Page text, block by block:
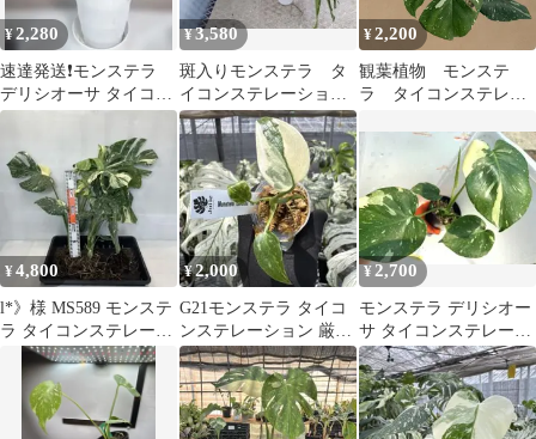
¥2,280
速達発送❗モンステラ
デリシオーサ タイコン
ステレーション 極斑
¥3,580
斑入りモンステラ タ
イコンステレーショ
ン 5寸鉢
¥2,200
観葉植物 モンステ
ラ タイコンステレー
¥4,800
l*》様 MS589 モンステ
ラ タイコンステレーシ
ョン 経験者向け 3株セ
ット
¥2,000
G21モンステラ タイコ
ンステレーション 厳選
斑入り ２寸ポリポッ
ト ネコポス
¥ 2,700
モンステラ デリシオー
サ タイコンステレーシ
ョン 斑入り 10 訳あり